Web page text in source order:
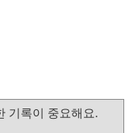
기록이 중요해요.